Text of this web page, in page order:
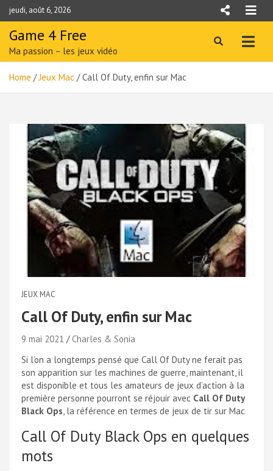
Skip
to
content
jeudi, août 6, 2026
Game 4 Free
Ma passion – les jeux vidéo
Home Jeux Mac Call Of Duty, enfin sur Mac
JEUX MAC
Call Of Duty, enfin sur Mac
9 mai 2021
Charles & Sonia
Si l’on a longtemps pensé que Call Of Duty ne ferait pas
son apparition sur les machines de guerre, maintenant, il
est disponible et tous les amateurs de jeux d’action à la
première personne pourront se réjouir avec Call Of Duty
Black Ops , la référence en termes de jeux de tir sur Mac
Call Of Duty Black Ops en quelques
mots